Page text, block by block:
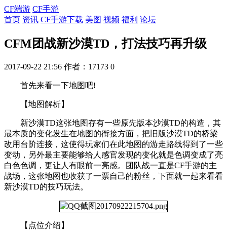
CF端游 CF手游
首页 资讯 CF手游下载 美图 视频 福利 论坛
CFM团战新沙漠TD，打法技巧再升级
2017-09-22 21:56 作者：17173 0
首先来看一下地图吧!
【地图解析】
新沙漠TD这张地图存有一些原先版本沙漠TD的构造，其
最本质的变化发生在地图的衔接方面，把旧版沙漠TD的桥梁
改用台阶连接，这使得玩家们在此地图的游走路线得到了一些
变动，另外最主要能够给人感官发现的变化就是色调变成了亮
白色色调，更让人有眼前一亮感。团队战一直是CF手游的主
战场，这张地图也收获了一票自己的粉丝，下面就一起来看看
新沙漠TD的技巧玩法。
【点位介绍】